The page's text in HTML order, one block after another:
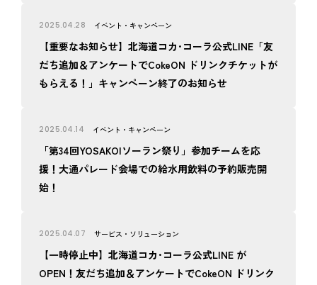
2025.04.28 イベント・キャンペーン
【重要なお知らせ】北海道コカ･コーラ公式LINE「友
だち追加＆アンケートでCokeON ドリンクチケットが
もらえる！」キャンペーン終了のお知らせ
2025.04.14 イベント・キャンペーン
「第34回YOSAKOIソーラン祭り」参加チームを応
援！大通パレード会場での給水用飲料の予約販売開
始！
2025.04.07 サービス・ソリューション
【一時停止中】北海道コカ･コーラ公式LINE が
OPEN！友だち追加＆アンケートでCokeON ドリンク